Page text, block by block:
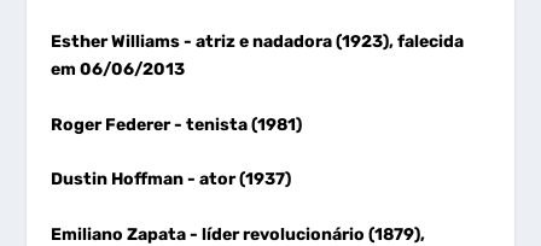
Esther Williams- atriz e nadadora (1923), falecida
em 06/06/2013
Roger Federer- tenista (1981)
Dustin Hoffman- ator (1937)
Emiliano Zapata- líder revolucionário (1879),